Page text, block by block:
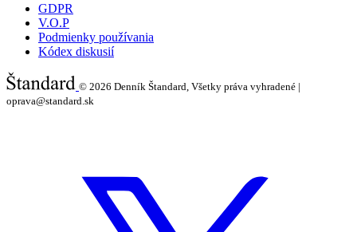
GDPR
V.O.P
Podmienky používania
Kódex diskusií
© 2026 Denník Štandard, Všetky práva vyhradené |
oprava@standard.sk